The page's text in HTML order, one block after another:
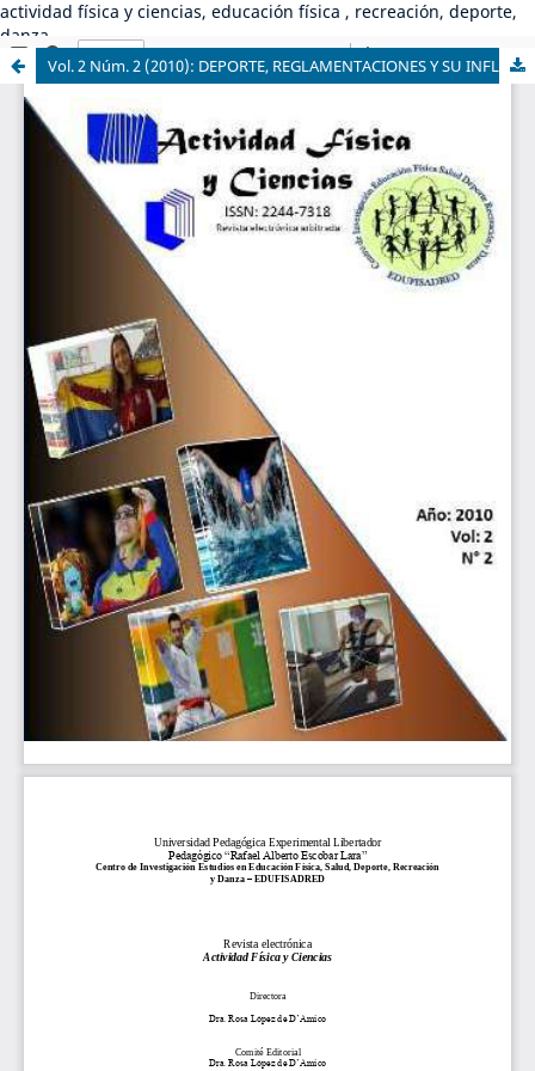
actividad física y ciencias, educación física , recreación, deporte,
danza
Vol. 2 Núm. 2 (2010): DEPORTE, REGLAMENTACIONES Y SU INFLUENCIA EN EL ENTRENADOR DEPORTIVO. ISSN (digital) 2244-7318